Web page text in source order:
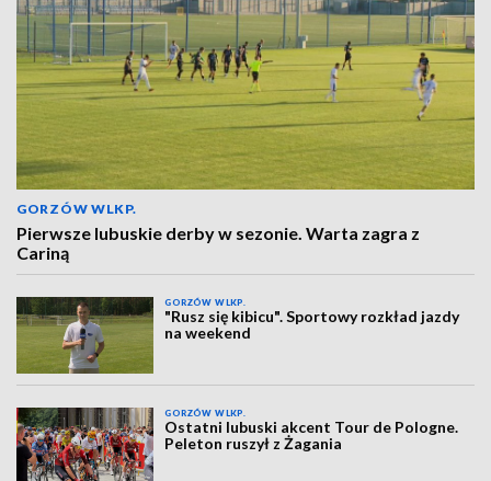
GORZÓW WLKP.
Pierwsze lubuskie derby w sezonie. Warta zagra z
Cariną
GORZÓW WLKP.
"Rusz się kibicu". Sportowy rozkład jazdy
na weekend
GORZÓW WLKP.
Ostatni lubuski akcent Tour de Pologne.
Peleton ruszył z Żagania